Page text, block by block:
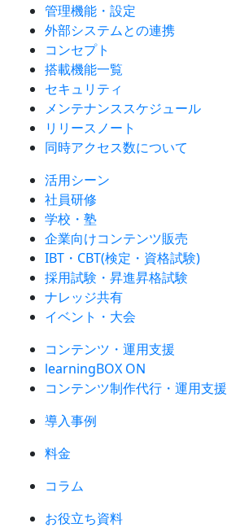
管理機能・設定
外部システムとの連携
コンセプト
搭載機能一覧
セキュリティ
メンテナンススケジュール
リリースノート
同時アクセス数について
活用シーン
社員研修
学校・塾
企業向けコンテンツ販売
IBT・CBT(検定・資格試験)
採用試験・昇進昇格試験
ナレッジ共有
イベント・大会
コンテンツ・運用支援
learningBOX ON
コンテンツ制作代行・運用支援
導入事例
料金
コラム
お役立ち資料